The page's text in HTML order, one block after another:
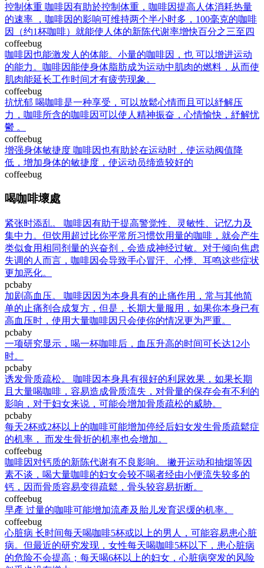
控制体重 咖啡因有助於控制体重，咖啡因提高人体消耗热量
的速率 ，咖啡因的影响可维持两个半小时多，100毫克的咖啡
因（约1杯咖啡）就能使人体的新陈代谢率增快百分之三至四
coffeebug
咖啡因也能激发人的体能。小量的咖啡因，也 可以增进运动
的能力。咖啡因能使身体脂肪成为运动中肌肉的燃料，从而使
肌肉能延长工作时间才有疲劳现象。
coffeebug
抗忧郁 喝咖啡是一种享受，可以放鬆心情而且可以紓解压
力，咖啡所含的咖啡因可以使人精神振奋，心情愉快，紓解忧
鬱 。
coffeebug
增强身体敏捷度 咖啡因也有助於在运动时，使运动阀值降
低，增加身体的敏捷度，使运动员缔造较好的
coffeebug
喝咖啡壞處
紧张时添乱。 咖啡因有助于提高警觉性、灵敏性、记忆力及
集中力。但饮用超过比你平常所习惯饮用量的咖啡，就会产生
类似食用相同剂量的兴奋剂，会造成神经过敏。对于倾向焦虑
失调的人而言，咖啡因会导致手心冒汗、心悸、耳鸣这些症状
更加恶化。
pcbaby
加剧高血压。 咖啡因因为本身具有的止痛作用，常与其他简
单的止痛剂合成复方，但是，长期大量服用，如果你本身已有
高血压时，使用大量咖啡因只会使你的情况更为严重。
pcbaby
一项研究显示，喝一杯咖啡后，血压升高的时间可长达12小
时。
pcbaby
诱发骨质疏松。 咖啡因本身具有很好的利尿效果，如果长期
且大量喝咖啡，容易造成骨质流失，对骨量的保存会有不利的
影响，对于妇女来说，可能会增加骨质疏松的威胁。
pcbaby
每天2杯或2杯以上的咖啡可能增加停经后妇女发生骨质疏鬆症
的机率， 而发生骨折的机率也会增加。
coffeebug
咖啡因对钙质的新陈代谢有不良影响。 撇开运动和抽烟等因
素不谈，喝大量咖啡的妇女会较不喝者经由小便流失较多的
钙，因而骨质容易变得疏鬆，骨头较容易折断。
coffeebug
早產 过量的咖啡可能增加流產及胎儿发育迟缓的机率。
coffeebug
心脏病 长时间每天喝咖啡5杯或以上的男人，可能容易患心脏
病。但最近的研究发现，女性每天喝咖啡5杯以下，患心脏病
的危险不会提高；每天喝6杯以上的妇女，心脏病突发的风险